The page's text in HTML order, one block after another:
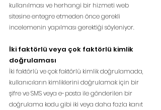
kullanılması ve herhangi bir hizmeti web
sitesine entegre etmeden önce gerekli
incelemenin yapılması gerektiği söyleniyor.
İki faktörlü veya çok faktörlü kimlik
doğrulaması
İki faktörlü ve çok faktörlü kimlik doğrulamada,
kullanıcıların kimliklerini doğrulamak için bir
şifre ve SMS veya e-posta ile gönderilen bir
doğrulama kodu gibi iki veya daha fazla kanıt